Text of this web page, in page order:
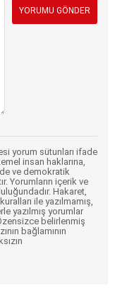
yorum sütunları ifade
insan haklarına,
ve demokratik
Yorumların içerik ve
Hakaret,
ile yazılmamış,
yazılmış yorumlar
belirlenmiş
bağlamının